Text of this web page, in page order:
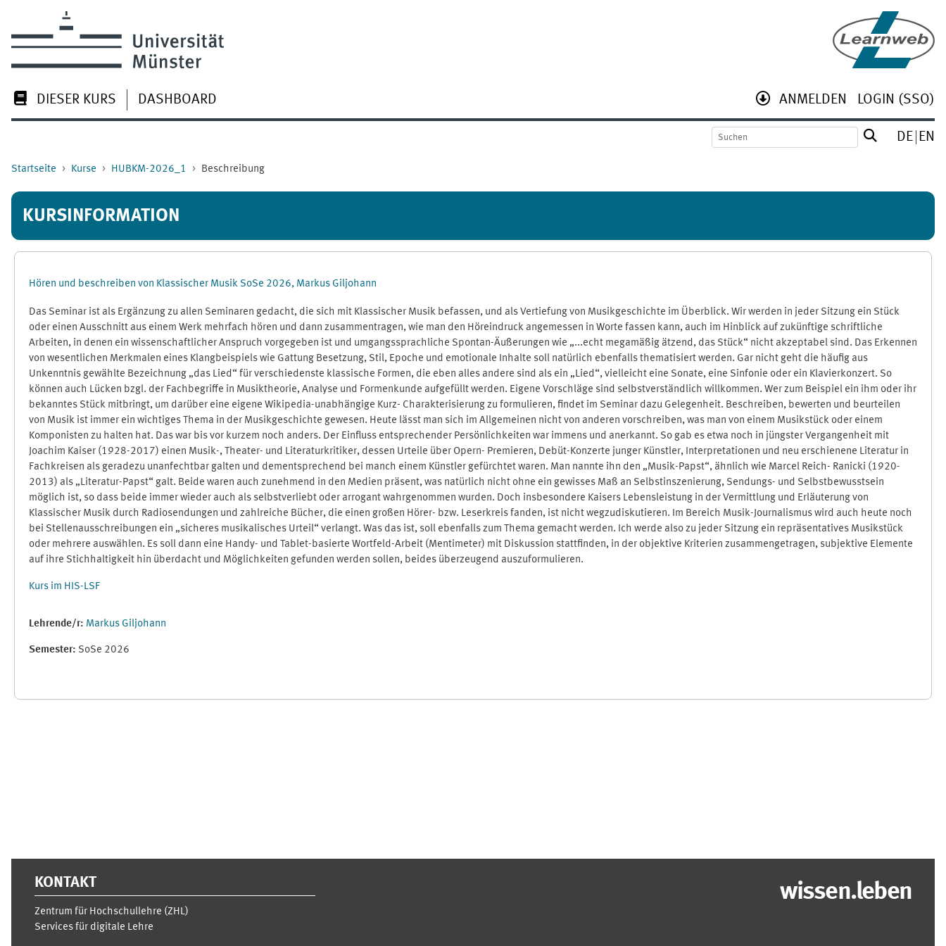
DIESER KURS DASHBOARD ANMELDEN LOGIN (SSO)
DE EN
Startseite Kurse HUBKM-2026_1 Beschreibung
KURSINFORMATION
Hören und beschreiben von Klassischer Musik SoSe 2026, Markus Giljohann
Das Seminar ist als Ergänzung zu allen Seminaren gedacht, die sich mit Klassischer Musik befassen, und als Vertiefung von Musikgeschichte im Überblick. Wir werden in jeder Sitzung ein Stück
oder einen Ausschnitt aus einem Werk mehrfach hören und dann zusammentragen, wie man den Höreindruck angemessen in Worte fassen kann, auch im Hinblick auf zukünftige schriftliche
Arbeiten, in denen ein wissenschaftlicher Anspruch vorgegeben ist und umgangssprachliche Spontan-Äußerungen wie „...echt megamäßig ätzend, das Stück“ nicht akzeptabel sind. Das Erkennen
von wesentlichen Merkmalen eines Klangbeispiels wie Gattung Besetzung, Stil, Epoche und emotionale Inhalte soll natürlich ebenfalls thematisiert werden. Gar nicht geht die häufig aus
Unkenntnis gewählte Bezeichnung „das Lied“ für verschiedenste klassische Formen, die eben alles andere sind als ein „Lied“, vielleicht eine Sonate, eine Sinfonie oder ein Klavierkonzert. So
können auch Lücken bzgl. der Fachbegriffe in Musiktheorie, Analyse und Formenkunde aufgefüllt werden. Eigene Vorschläge sind selbstverständlich willkommen. Wer zum Beispiel ein ihm oder ihr
bekanntes Stück mitbringt, um darüber eine eigene Wikipedia-unabhängige Kurz- Charakterisierung zu formulieren, findet im Seminar dazu Gelegenheit. Beschreiben, bewerten und beurteilen
von Musik ist immer ein wichtiges Thema in der Musikgeschichte gewesen. Heute lässt man sich im Allgemeinen nicht von anderen vorschreiben, was man von einem Musikstück oder einem
Komponisten zu halten hat. Das war bis vor kurzem noch anders. Der Einfluss entsprechender Persönlichkeiten war immens und anerkannt. So gab es etwa noch in jüngster Vergangenheit mit
Joachim Kaiser (1928-2017) einen Musik-, Theater- und Literaturkritiker, dessen Urteile über Opern- Premieren, Debüt-Konzerte junger Künstler, Interpretationen und neu erschienene Literatur in
Fachkreisen als geradezu unanfechtbar galten und dementsprechend bei manch einem Künstler gefürchtet waren. Man nannte ihn den „Musik-Papst“, ähnlich wie Marcel Reich- Ranicki (1920-
2013) als „Literatur-Papst“ galt. Beide waren auch zunehmend in den Medien präsent, was natürlich nicht ohne ein gewisses Maß an Selbstinszenierung, Sendungs- und Selbstbewusstsein
möglich ist, so dass beide immer wieder auch als selbstverliebt oder arrogant wahrgenommen wurden. Doch insbesondere Kaisers Lebensleistung in der Vermittlung und Erläuterung von
Klassischer Musik durch Radiosendungen und zahlreiche Bücher, die einen großen Hörer- bzw. Leserkreis fanden, ist nicht wegzudiskutieren. Im Bereich Musik-Journalismus wird auch heute noch
bei Stellenausschreibungen ein „sicheres musikalisches Urteil“ verlangt. Was das ist, soll ebenfalls zum Thema gemacht werden. Ich werde also zu jeder Sitzung ein repräsentatives Musikstück
oder mehrere auswählen. Es soll dann eine Handy- und Tablet-basierte Wortfeld-Arbeit (Mentimeter) mit Diskussion stattfinden, in der objektive Kriterien zusammengetragen, subjektive Elemente
auf ihre Stichhaltigkeit hin überdacht und Möglichkeiten gefunden werden sollen, beides überzeugend auszuformulieren.
Kurs im HIS-LSF
Lehrende/r: Markus Giljohann
Semester: SoSe 2026
KONTAKT
Zentrum für Hochschullehre (ZHL)
Services für digitale Lehre
wissen.leben